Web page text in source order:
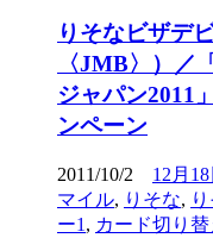
りそなビザデ
〈JMB〉）／
ジャパン2011
ンペーン
2011/10/2 12月18
マイル, りそな,
ー1 , カード切り替